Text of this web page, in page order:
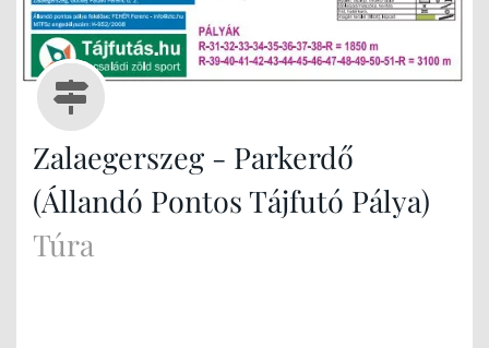
Zalaegerszeg - Parkerdő
(Állandó Pontos Tájfutó Pálya)
Túra